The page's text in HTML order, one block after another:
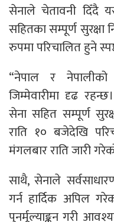
सेनाले चेतावनी दिँदै
सहितका सम्पूर्ण
रुपमा परिचालित हुने
“नेपाल र
जिम्मेवारीमा दृढ
सेना सहित सम्पूर्ण
राति १० बजेदेखि
मंगलबार राति जारी
साथै, सेनाले
गर्न हार्दिक अपिल
पुनर्मूल्याङ्कन गरी